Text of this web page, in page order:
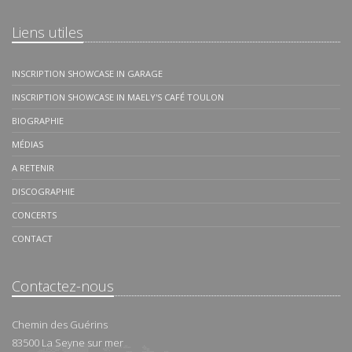
Liens utiles
INSCRIPTION SHOWCASE IN GARAGE
INSCRIPTION SHOWCASE IN MAELY'S CAFÉ TOULON
BIOGRAPHIE
MÉDIAS
A RETENIR
DISCOGRAPHIE
CONCERTS
CONTACT
Contactez-nous
Chemin des Guérins
83500 La Seyne sur mer